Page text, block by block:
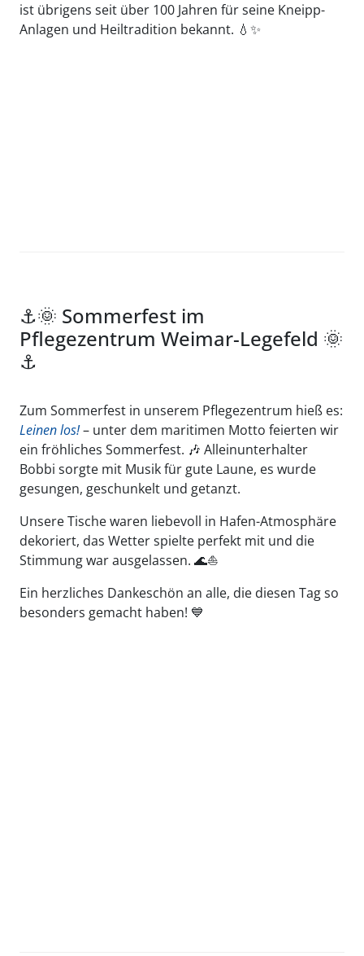
ist übrigens seit über 100 Jahren für seine Kneipp-
Anlagen und Heiltradition bekannt. 💧✨
⚓️🌞 Sommerfest im
Pflegezentrum Weimar-Legefeld 🌞
⚓️
Zum Sommerfest in unserem Pflegezentrum hieß es:
Leinen los!– unter dem maritimen Motto feierten wir
ein fröhliches Sommerfest. 🎶 Alleinunterhalter
Bobbi sorgte mit Musik für gute Laune, es wurde
gesungen, geschunkelt und getanzt.
Unsere Tische waren liebevoll in Hafen-Atmosphäre
dekoriert, das Wetter spielte perfekt mit und die
Stimmung war ausgelassen. 🌊⛵️
Ein herzliches Dankeschön an alle, die diesen Tag so
besonders gemacht haben! 💙